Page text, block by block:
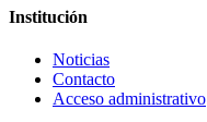
Institución
Noticias
Contacto
Acceso administrativo